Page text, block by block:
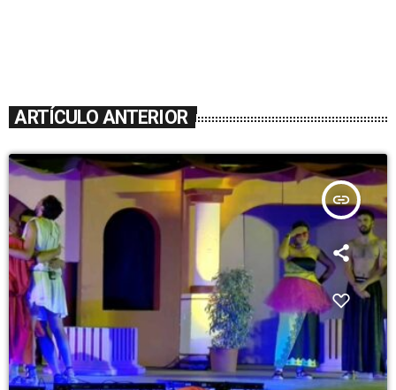
ARTÍCULO ANTERIOR
insert_link